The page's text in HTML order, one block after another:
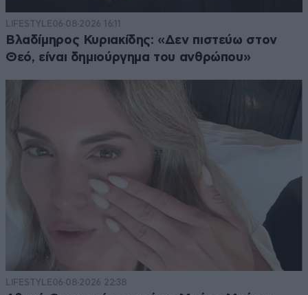
LIFESTYLE06·08·2026 16:11
Βλαδίμηρος Κυριακίδης: «Δεν πιστεύω στον
Θεό, είναι δημιούργημα του ανθρώπου»
LIFESTYLE06·08·2026 22:38